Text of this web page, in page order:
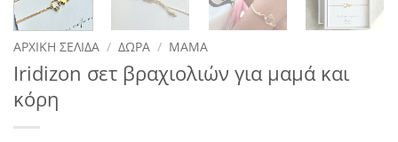
ΑΡΧΙΚΉ ΣΕΛΊΔΑ / ΔΏΡΑ / ΜΑΜΆ
Iridizon σετ βραχιολιών για μαμά και
κόρη